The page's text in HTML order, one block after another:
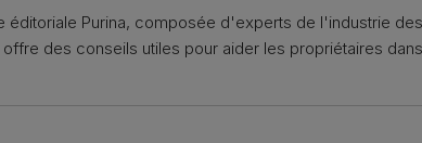
éditoriale Purina, composée d'experts de l'industrie
des conseils utiles pour aider les propriétaires